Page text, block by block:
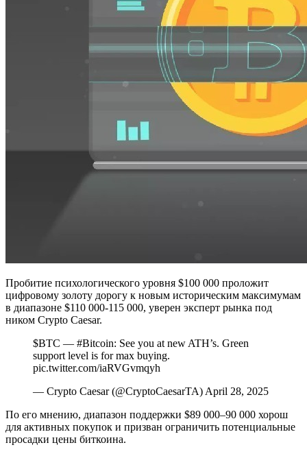
Пробитие психологического уровня $100 000 проложит
цифровому золоту дорогу к новым историческим максимумам
в диапазоне $110 000-115 000, уверен эксперт рынка под
ником Crypto Caesar.
$BTC — #Bitcoin: See you at new ATH’s. Green
support level is for max buying.
pic.twitter.com/iaRVGvmqyh
— Crypto Caesar (@CryptoCaesarTA) April 28, 2025
По его мнению, диапазон поддержки $89 000–90 000 хорош
для активных покупок и призван ограничить потенциальные
просадки цены биткоина.